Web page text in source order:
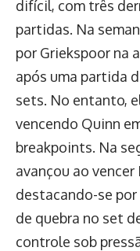
difícil, com três
partidas. Na
por Griekspoor na
após uma partida
sets. No entanto,
vencendo Quinn
breakpoints. Na
avançou ao
destacando-se
de quebra no set
controle sob